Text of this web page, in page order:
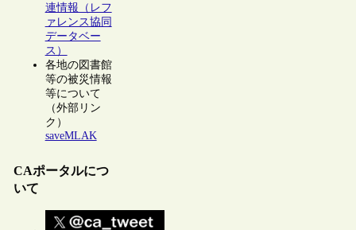
連情報（レフ
ァレンス協同
データベー
ス）
各地の図書館
等の被災情報
等について
（外部リン
ク）
saveMLAK
CAポータルにつ
いて